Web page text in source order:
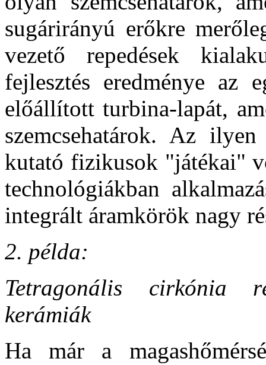
sugárirányú erőkre
vezető repedések
fejlesztés eredménye az
előállított turbina-lapát,
szemcsehatárok. Az
kutató fizikusok "játékai"
technológiákban
integrált áramkörök nagy
2. példa:
Tetragonális cirkónia
kerámiák
Ha már a